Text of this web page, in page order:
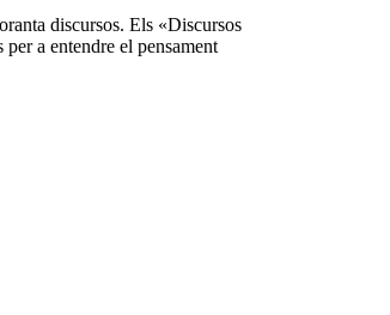
discursos. Els «Discursos
a entendre el pensament